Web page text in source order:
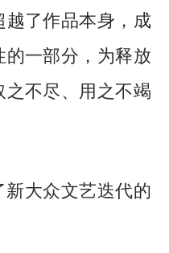
了作品本身，成
一部分，为释放
不尽、用之不竭
大众文艺迭代的